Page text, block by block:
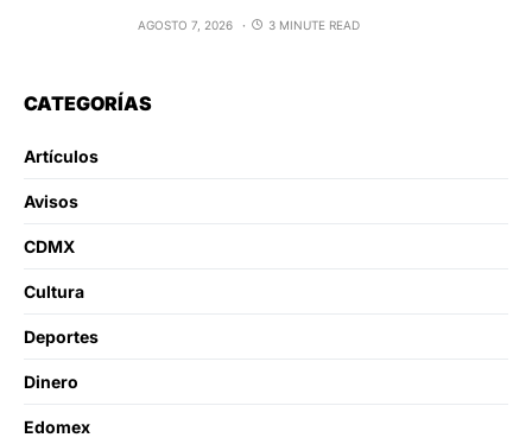
AGOSTO 7, 2026 3 MINUTE READ
CATEGORÍAS
Artículos
Avisos
CDMX
Cultura
Deportes
Dinero
Edomex